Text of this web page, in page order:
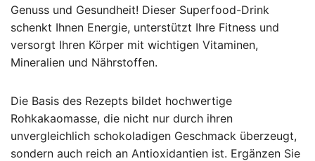
Genuss und Gesundheit! Dieser Superfood-Drink
schenkt Ihnen Energie, unterstützt Ihre Fitness und
versorgt Ihren Körper mit wichtigen Vitaminen,
Mineralien und Nährstoffen.
Die Basis des Rezepts bildet hochwertige
Rohkakaomasse, die nicht nur durch ihren
unvergleichlich schokoladigen Geschmack überzeugt,
sondern auch reich an Antioxidantien ist. Ergänzen Sie